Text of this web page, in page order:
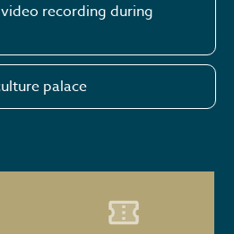
recording during
palace